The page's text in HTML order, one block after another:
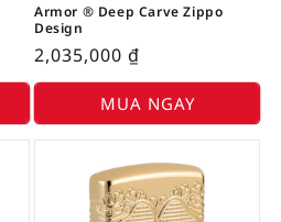
Armor ® Deep Carve Zippo
Design
2,035,000 ₫
MUA NGAY